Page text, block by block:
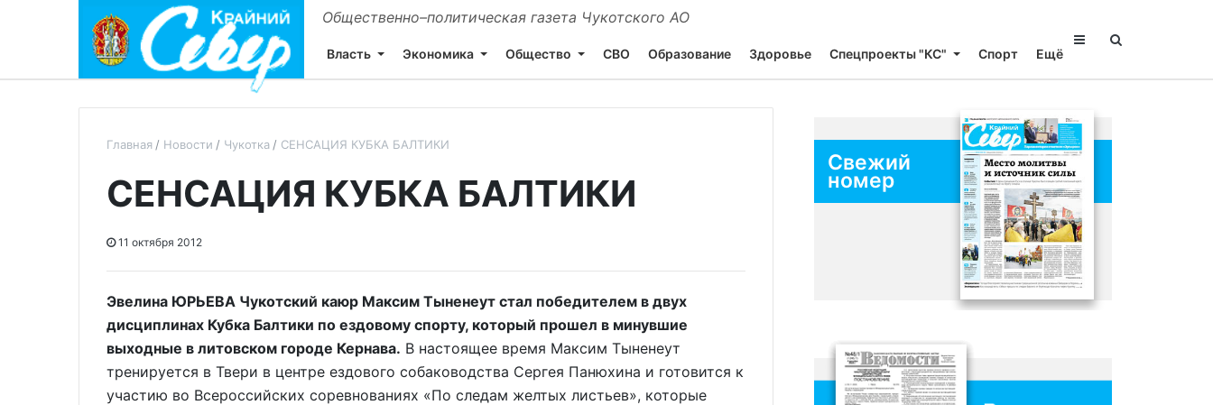
Общественно–политическая газета Чукотского АО
Власть Экономика Общество СВО Образование Здоровье Спецпроекты "КС" Спорт Ещё
Главная Новости Чукотка СЕНСАЦИЯ КУБКА БАЛТИКИ
СЕНСАЦИЯ КУБКА БАЛТИКИ
11 октября 2012
Эвелина ЮРЬЕВА Чукотский каюр Максим Тыненеут стал победителем в двух
дисциплинах Кубка Балтики по ездовому спорту, который прошел в минувшие
выходные в литовском городе Кернава. В настоящее время Максим Тыненеут
тренируется в Твери в центре ездового собаководства Сергея Панюхина и готовится к
участию во Всероссийских соревнованиях «По следам желтых листьев», которые
Свежий
номер